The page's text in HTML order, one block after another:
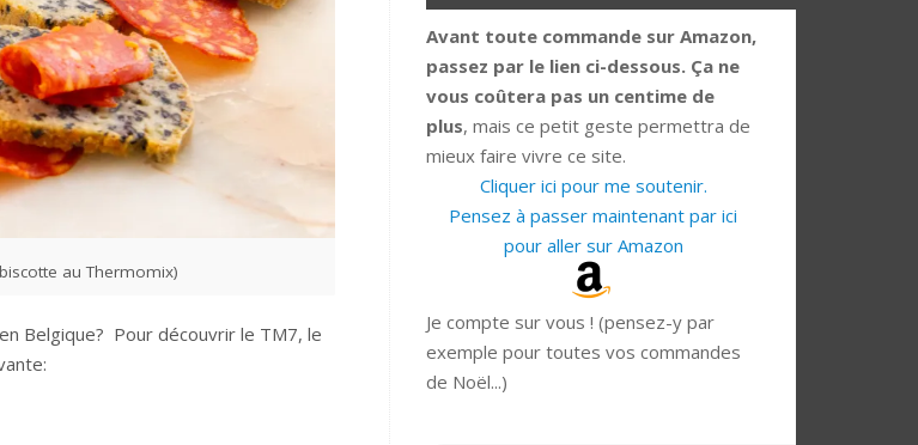
au Thermomix)
Belgique? Pour découvrir le TM7, le
Avant toute commande sur Amazon,
passez par le lien ci-dessous. Ça ne
vous coûtera pas un centime de
plus, mais ce petit geste permettra de
mieux faire vivre ce site.
Cliquer ici pour me soutenir.
Pensez à passer maintenant par ici
pour aller sur Amazon
Je compte sur vous ! (pensez-y par
exemple pour toutes vos commandes
de Noël...)